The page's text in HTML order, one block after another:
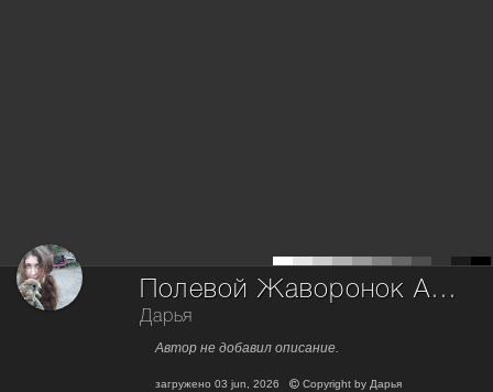
Полевой Жаворонок Alauda arvensis
Дарья
Автор не добавил описание.
загружено 03 jun, 2026 Copyright by Дарья